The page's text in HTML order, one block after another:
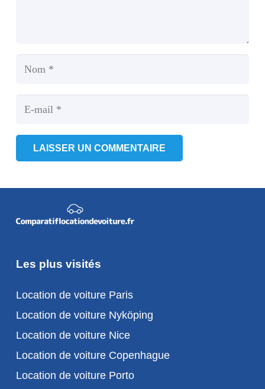
LAISSER UN COMMENTAIRE
Les plus visités
Location de voiture Paris
Location de voiture Nyköping
Location de voiture Nice
Location de voiture Copenhague
Location de voiture Porto